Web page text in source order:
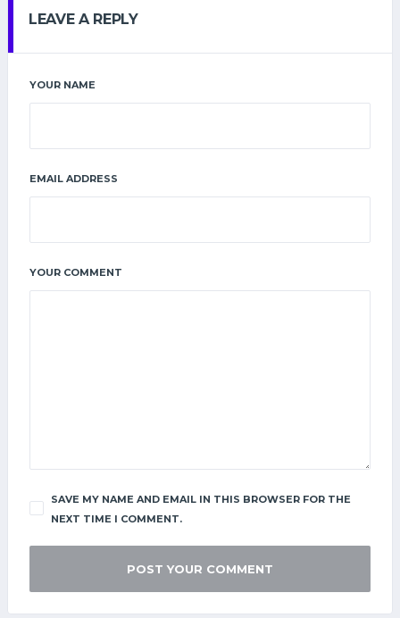
LEAVE A REPLY
YOUR NAME
EMAIL ADDRESS
YOUR COMMENT
SAVE MY NAME AND EMAIL IN THIS BROWSER FOR THE
NEXT TIME I COMMENT.